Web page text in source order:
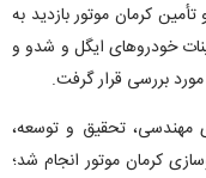
کرمان موتور بازدید به
خودروهای ایگل و شدو و
بررسی قرار گرفت.
مهندسی، تحقیق و توسعه،
کرمان موتور انجام شد؛